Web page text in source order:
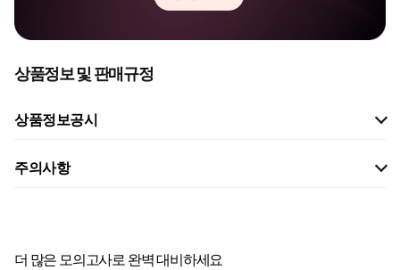
상품정보 및 판매규정
상품정보공시
주의사항
더 많은 모의고사로 완벽 대비하세요